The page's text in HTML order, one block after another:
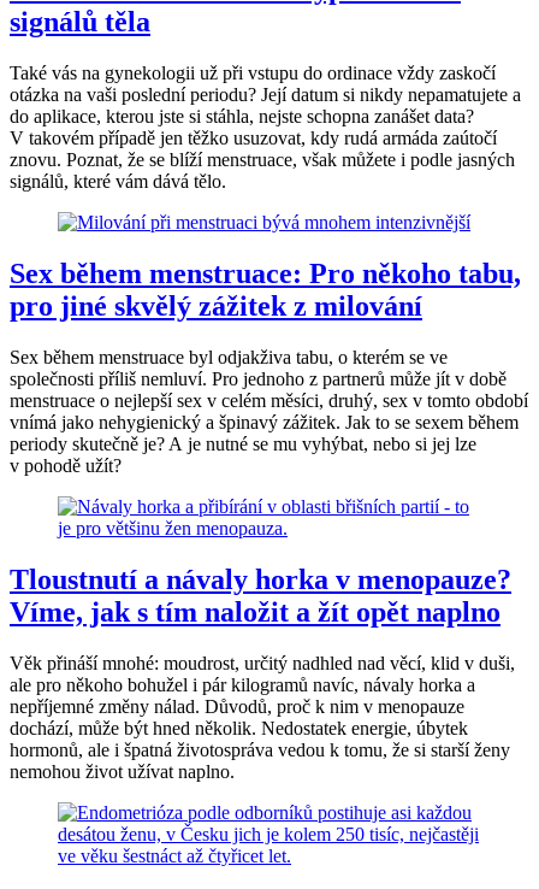
signálů těla
Také vás na gynekologii už při vstupu do ordinace vždy zaskočí
otázka na vaši poslední periodu? Její datum si nikdy nepamatujete a
do aplikace, kterou jste si stáhla, nejste schopna zanášet data?
V takovém případě jen těžko usuzovat, kdy rudá armáda zaútočí
znovu. Poznat, že se blíží menstruace, však můžete i podle jasných
signálů, které vám dává tělo.
Sex během menstruace: Pro někoho tabu,
pro jiné skvělý zážitek z milování
Sex během menstruace byl odjakživa tabu, o kterém se ve
společnosti příliš nemluví. Pro jednoho z partnerů může jít v době
menstruace o nejlepší sex v celém měsíci, druhý, sex v tomto období
vnímá jako nehygienický a špinavý zážitek. Jak to se sexem během
periody skutečně je? A je nutné se mu vyhýbat, nebo si jej lze
v pohodě užít?
Tloustnutí a návaly horka v menopauze?
Víme, jak s tím naložit a žít opět naplno
Věk přináší mnohé: moudrost, určitý nadhled nad věcí, klid v duši,
ale pro někoho bohužel i pár kilogramů navíc, návaly horka a
nepříjemné změny nálad. Důvodů, proč k nim v menopauze
dochází, může být hned několik. Nedostatek energie, úbytek
hormonů, ale i špatná životospráva vedou k tomu, že si starší ženy
nemohou život užívat naplno.